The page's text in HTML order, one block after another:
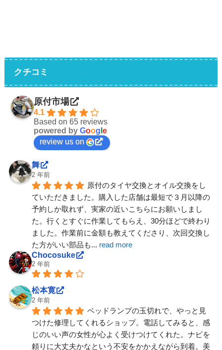
クチコミ
原付市場
4.1
Based on 65 reviews
powered by Goog e
review us on
舞
2 年前
原付のタイヤ交換とオイル交換をし
ていただきました。購入した店舗は最短で３月以降の
予約しか取れず、実家の近いこちらにお願いしまし
た。行くとすぐに作業してもらえ、30分ほどで終わり
ました。作業前に金額も教えてくださり、次回交換し
た方がいい部品も... read more
Chocosuke
2 年前
松本寛
2 年前
ベッドランプの玉切れで、やっと見
つけた修理してくれるショップ。電話してみると、感
じのいい声の女性が心よく受けつけてくれた。ナビを
頼りに大丈夫かなという不安をかかえながら到着。美